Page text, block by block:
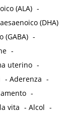
(ALA) -
(DHA)
(GABA) -
-
uterino -
-Aderenza -
-
vita -Alcol -